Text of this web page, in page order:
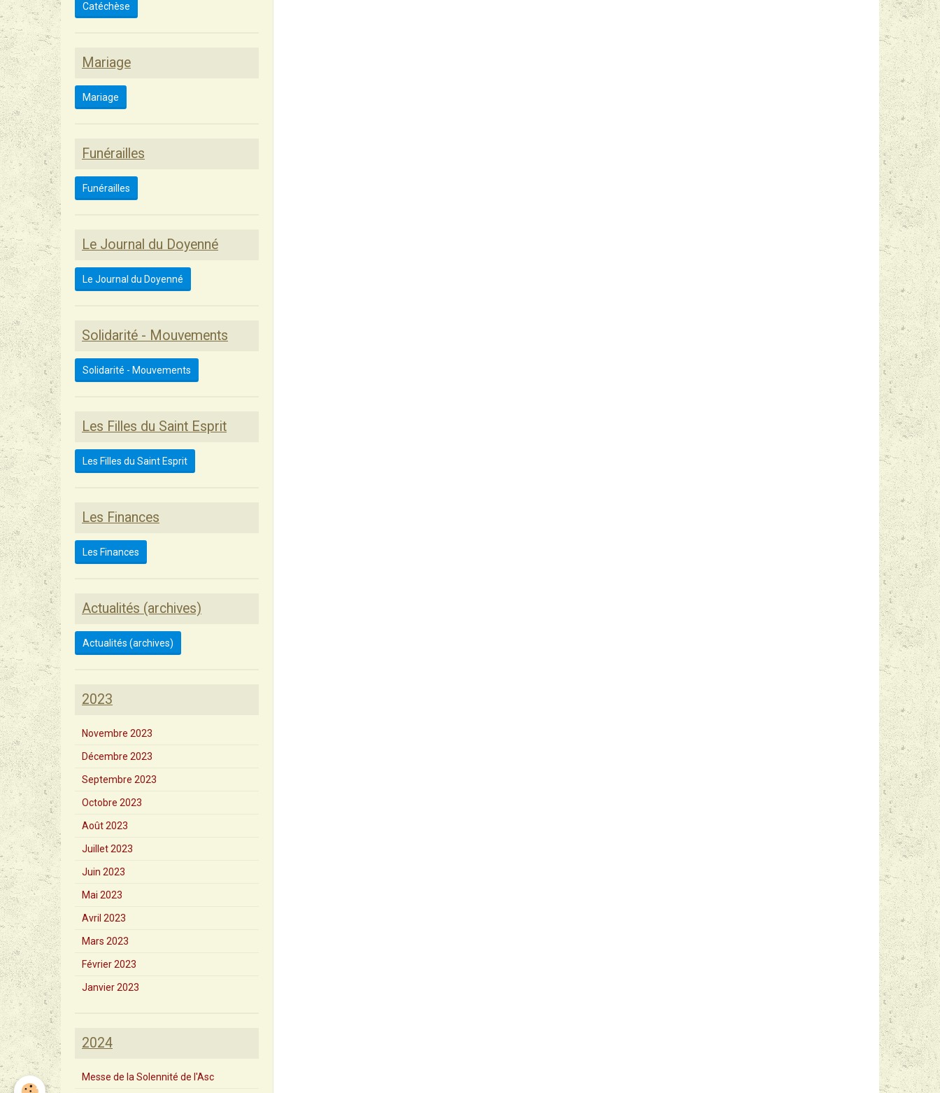
Catéchèse
Mariage
Mariage
Funérailles
Funérailles
Le Journal du Doyenné
Le Journal du Doyenné
Solidarité - Mouvements
Solidarité - Mouvements
Les Filles du Saint Esprit
Les Filles du Saint Esprit
Les Finances
Les Finances
Actualités (archives)
Actualités (archives)
2023
Novembre 2023
Décembre 2023
Septembre 2023
Octobre 2023
Août 2023
Juillet 2023
Juin 2023
Mai 2023
Avril 2023
Mars 2023
Février 2023
Janvier 2023
2024
Messe de la Solennité de l'Asc